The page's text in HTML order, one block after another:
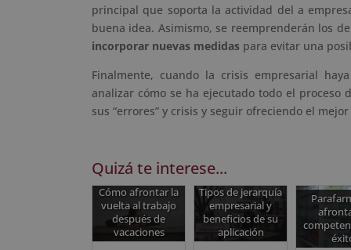
principal que soporta la actividad del a
buena idea. Asimismo, se reemprenderán los
incorporar nuevas medidas para evitar una
Finalmente, cuando la crisis empresarial
analizar cómo se ha ejecutado todo el proceso
sus “errores” y crisis y seguir ofreciendo el
Quizá te interese...
Cómo afrontar la
vuelta al trabajo
después de
vacaciones
Tipos de jerarquía
empresarial y
beneficios de su
aplicación